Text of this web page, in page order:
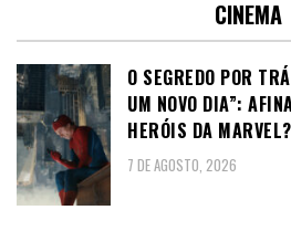
CINEMA
O SEGREDO POR
UM NOVO DIA”:
HERÓIS DA MARVEL?
7 DE AGOSTO, 2026